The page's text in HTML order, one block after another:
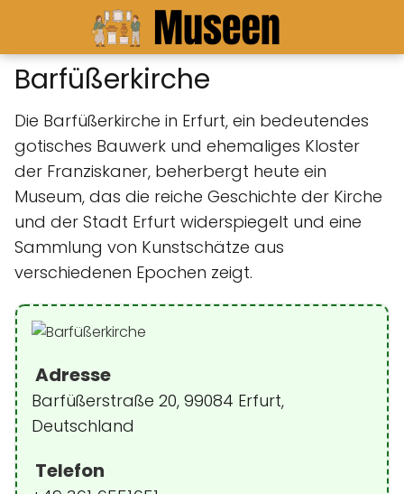
Barfüßerkirche
Die Barfüßerkirche in Erfurt, ein bedeutendes
gotisches Bauwerk und ehemaliges Kloster
der Franziskaner, beherbergt heute ein
Museum, das die reiche Geschichte der Kirche
und der Stadt Erfurt widerspiegelt und eine
Sammlung von Kunstschätze aus
verschiedenen Epochen zeigt.
Adresse
Barfüßerstraße 20, 99084 Erfurt,
Deutschland
Telefon